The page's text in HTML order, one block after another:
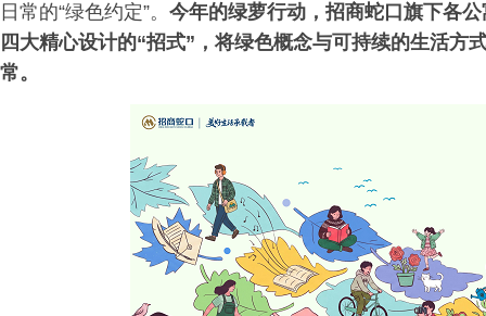
日常的“绿色约定”。 今年的绿萝行动，招商蛇口旗下各
四大精心设计的“招式”，将绿色概念与可持续的生活方
常。